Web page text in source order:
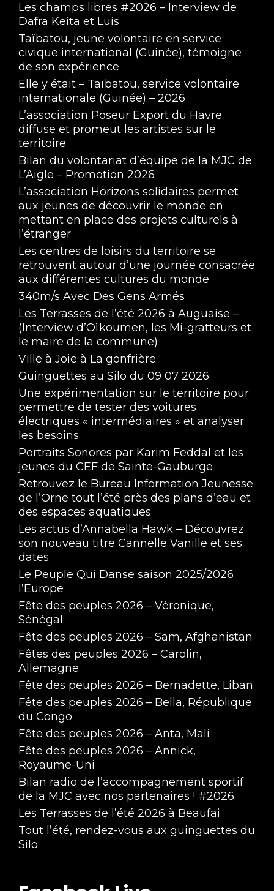
Les champs libres #2026 – Interview de
Dafra Keita et Luis
Taïbatou, jeune volontaire en service
civique international (Guinée), témoigne
de son expérience
Elle y était – Taïbatou, service volontaire
internationale (Guinée) – 2026
L’association Poseur Export du Havre
diffuse et promeut les artistes sur le
territoire
Bilan du volontariat d’équipe de la MJC de
L’Aigle – Promotion 2026
L’association Horizons solidaires permet
aux jeunes de découvrir le monde en
mettant en place des projets culturels à
l’étranger
Les centres de loisirs du territoire se
retrouvent autour d’une journée consacrée
aux différentes cultures du monde
340m/s Avec Des Gens Armés
Les Terrasses de l’été 2026 à Auguaise –
(Interview d’Oïkoumen, les Mi-gratteurs et
le maire de la commune)
Ville à Joie à La gonfrière
Guinguettes au Silo du 09 07 2026
Une expérimentation sur le territoire pour
permettre de tester des voitures
électriques « intermédiaires » et analyser
les besoins
Portraits Sonores par Karim Feddal et les
jeunes du CEF de Sainte-Gauburge
Retrouvez le Bureau Information Jeunesse
de l’Orne tout l’été près des plans d’eau et
des espaces aquatiques
Les actus d’Annabella Hawk – Découvrez
son nouveau titre Cannelle Vanille et ses
dates
Le Peuple Qui Danse saison 2025/2026
l’Europe
Fête des peuples 2026 – Véronique,
Sénégal
Fête des peuples 2026 – Sam, Afghanistan
Fêtes des peuples 2026 – Carolin,
Allemagne
Fête des peuples 2026 – Bernadette, Liban
Fête des peuples 2026 – Bella, République
du Congo
Fête des peuples 2026 – Anta, Mali
Fête des peuples 2026 – Annick,
Royaume-Uni
Bilan radio de l’accompagnement sportif
de la MJC avec nos partenaires ! #2026
Les Terrasses de l’été 2026 à Beaufai
Tout l’été, rendez-vous aux guinguettes du
Silo